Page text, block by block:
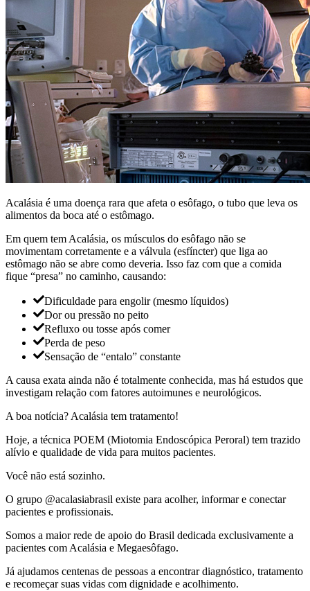
Acalásia é uma doença rara que afeta o esôfago, o tubo que leva os
alimentos da boca até o estômago.
Em quem tem Acalásia, os músculos do esôfago não se
movimentam corretamente e a válvula (esfíncter) que liga ao
estômago não se abre como deveria. Isso faz com que a comida
fique “presa” no caminho, causando:
Dificuldade para engolir (mesmo líquidos)
Dor ou pressão no peito
Refluxo ou tosse após comer
Perda de peso
Sensação de “entalo” constante
A causa exata ainda não é totalmente conhecida, mas há estudos que
investigam relação com fatores autoimunes e neurológicos.
A boa notícia? Acalásia tem tratamento!
Hoje, a técnica POEM (Miotomia Endoscópica Peroral) tem trazido
alívio e qualidade de vida para muitos pacientes.
Você não está sozinho.
O grupo @acalasiabrasil existe para acolher, informar e conectar
pacientes e profissionais.
Somos a maior rede de apoio do Brasil dedicada exclusivamente a
pacientes com Acalásia e Megaesôfago.
Já ajudamos centenas de pessoas a encontrar diagnóstico, tratamento
e recomeçar suas vidas com dignidade e acolhimento.